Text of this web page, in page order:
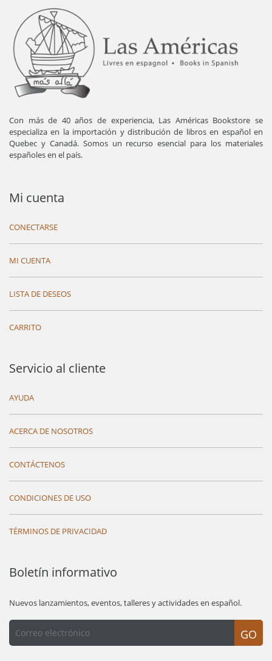
Con más de 40 años de experiencia, Las Américas Bookstore se
especializa en la importación y distribución de libros en español en
Quebec y Canadá. Somos un recurso esencial para los materiales
españoles en el país.
Mi cuenta
CONECTARSE
MI CUENTA
LISTA DE DESEOS
CARRITO
Servicio al cliente
AYUDA
ACERCA DE NOSOTROS
CONTÁCTENOS
CONDICIONES DE USO
TÉRMINOS DE PRIVACIDAD
Boletín informativo
Nuevos lanzamientos, eventos, talleres y actividades en español.
GO